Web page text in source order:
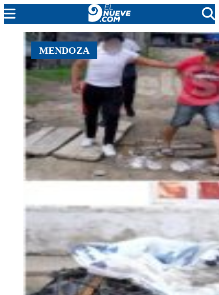
EL NUEVE
SOCIEDAD
POLÍTICA
POLICIALES
EN VIVO
MENDOZA